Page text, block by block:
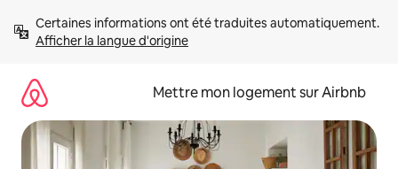
directement
Afficher la langue d'origine
Mettre mon logement sur Airbnb